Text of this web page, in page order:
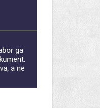
ga
a ne